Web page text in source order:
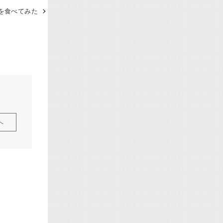
食べてみた